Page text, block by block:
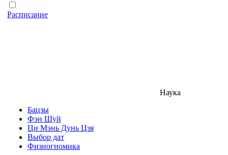
Расписание
Наука
Бацзы
Фэн Шуй
Ци Мэнь Дунь Цзя
Выбор дат
Физиогномика